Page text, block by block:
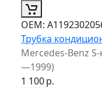
ОЕМ:
Трубка
Mercedes-Benz
—1999)
1 100р.